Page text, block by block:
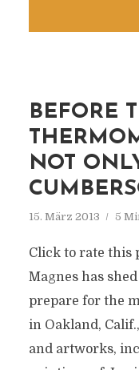
BEFORE
NOT
15. März 2013 5
Click to rate this
Magnes has
prepare for the
in Oakland,
and artworks,